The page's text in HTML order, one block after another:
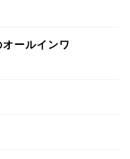
ールインワ